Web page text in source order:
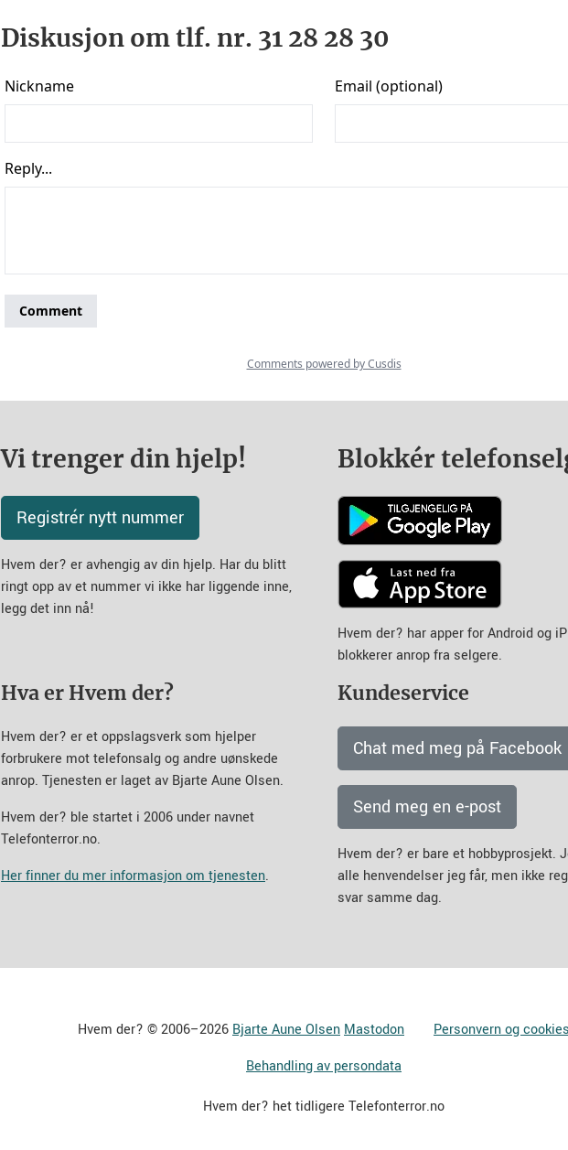
Diskusjon om tlf. nr. 31 28 28 30
Vi trenger din hjelp!
Registrér nytt nummer
Hvem der? er avhengig av din hjelp. Har du blitt
ringt opp av et nummer vi ikke har liggende inne,
legg det inn nå!
Blokkér
Hvem der? har apper for Android og
blokkerer anrop fra selgere.
Hva er Hvem der?
Hvem der? er et oppslagsverk som hjelper
forbrukere mot telefonsalg og andre uønskede
anrop. Tjenesten er laget av Bjarte Aune Olsen.
Hvem der? ble startet i 2006 under navnet
Telefonterror.no.
Her finner du mer informasjon om tjenesten.
Kundeservice
Chat med meg på Facebook
Send meg en e-post
Hvem der? er bare et hobbyprosjekt.
alle henvendelser jeg får, men ikke
svar samme dag.
Hvem der? © 2006–2026 Bjarte Aune Olsen Mastodon
Personvern og cookies
Behandling av persondata
Hvem der? het tidligere Telefonterror.no